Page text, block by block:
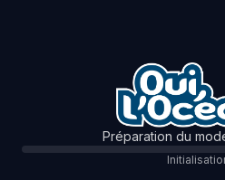
Préparation du